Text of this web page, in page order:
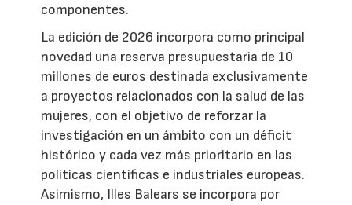
componentes.
La edición de 2026 incorpora como principal
novedad una reserva presupuestaria de 10
millones de euros destinada exclusivamente
a proyectos relacionados con la salud de las
mujeres, con el objetivo de reforzar la
investigación en un ámbito con un déficit
histórico y cada vez más prioritario en las
políticas científicas e industriales europeas.
Asimismo, Illes Balears se incorpora por